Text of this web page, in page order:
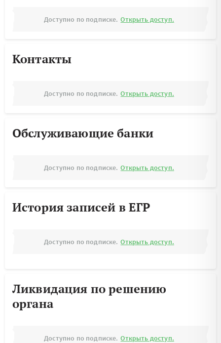
Доступно по подписке. Открыть доступ.
Контакты
Доступно по подписке. Открыть доступ.
Обслуживающие банки
Доступно по подписке. Открыть доступ.
История записей в ЕГР
Доступно по подписке. Открыть доступ.
Ликвидация по решению
органа
Доступно по подписке. Открыть доступ.